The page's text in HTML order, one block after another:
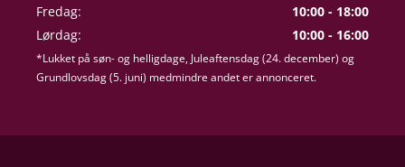
Fredag:
10:00 - 18:00
Lørdag:
10:00 - 16:00
*Lukket på søn- og helligdage, Juleaftensdag (24. december) og
Grundlovsdag (5. juni) medmindre andet er annonceret.